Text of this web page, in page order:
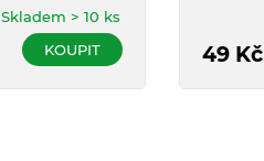
Skladem > 10 ks
KOUPIT
49Kč